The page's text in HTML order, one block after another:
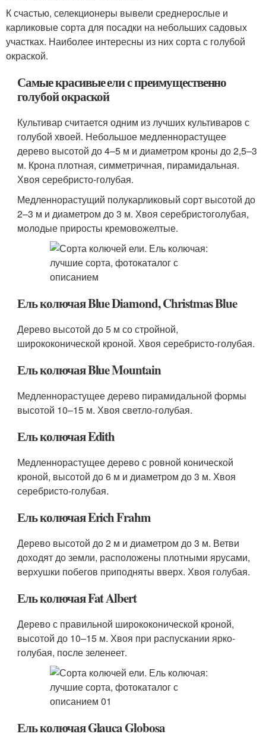
К счастью, селекционеры вывели среднерослые и
карликовые сорта для посадки на небольших садовых
участках. Наиболее интересны из них сорта с голубой
окраской.
Самые красивые ели с преимущественно
голубой окраской
Культивар считается одним из лучших культиваров с
голубой хвоей. Небольшое медленнорастущее
дерево высотой до 4–5 м и диаметром кроны до 2,5–3
м. Крона плотная, симметричная, пирамидальная.
Хвоя серебристо-голубая.
Медленнорастущий полукарликовый сорт высотой до
2–3 м и диаметром до 3 м. Хвоя серебристоголубая,
молодые приросты кремовожелтые.
Ель колючая Blue Diamond, Christmas Blue
Дерево высотой до 5 м со стройной,
ширококонической кроной. Хвоя серебристо-голубая.
Ель колючая Blue Mountain
Медленнорастущее дерево пирамидальной формы
высотой 10–15 м. Хвоя светло-голубая.
Ель колючая Edith
Медленнорастущее дерево с ровной конической
кроной, высотой до 6 м и диаметром до 3 м. Хвоя
серебристо-голубая.
Ель колючая Erich Frahm
Дерево высотой до 2 м и диаметром до 3 м. Ветви
доходят до земли, расположены плотными ярусами,
верхушки побегов приподняты вверх. Хвоя голубая.
Ель колючая Fat Albert
Дерево с правильной ширококонической кроной,
высотой до 10–15 м. Хвоя при распускании ярко-
голубая, после зеленеет.
Ель колючая Glauca Globosa